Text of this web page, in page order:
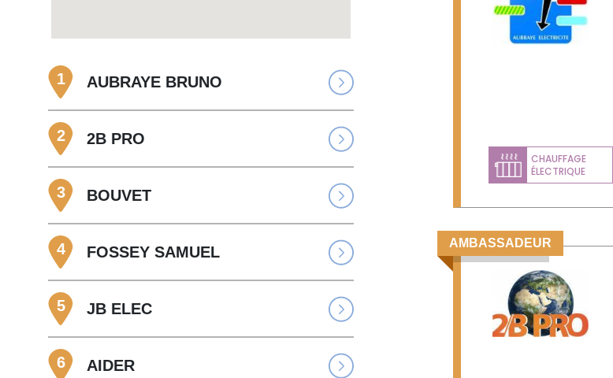
1 AUBRAYE BRUNO
2 2B PRO
3 BOUVET
4 FOSSEY SAMUEL
5 JB ELEC
6 AIDER
CHAUFFAGE
ÉLECTRIQUE
AMBASSADEUR